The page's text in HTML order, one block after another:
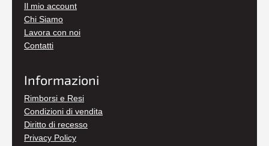
Il mio account
Chi Siamo
Lavora con noi
Contatti
Informazioni
Rimborsi e Resi
Condizioni di vendita
Diritto di recesso
Privacy Policy